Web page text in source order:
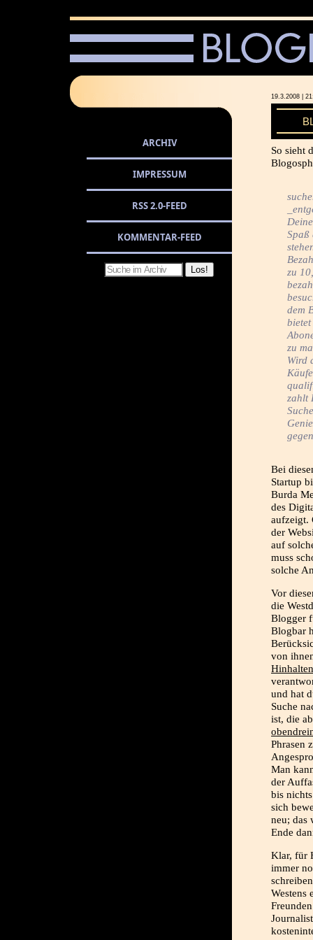
19.3.2008 |
So sieht
Spaß
zu
dem
zu
Wird
zahlt
Bei
Startup
Burda
des
aufzeigt.
der
auf
muss
solche
Vor
die
Blogger
Blogbar
von
und hat
Suche
ist, die
Phrasen
Man
der
bis
sich
neu; das
Ende
Klar, für
immer
Westens
ARCHIV
IMPRESSUM
RSS 2.0-FEED
KOMMENTAR-FEED